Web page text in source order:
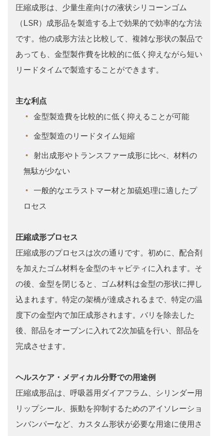
圧縮成形は、少量生産向けの液状シリコーンゴム
（LSR）成形品を製造する上で効果的で効率的な方法
です。他の成形方法と比較して、複雑な形状の製品で
あっても、金型製作費を比較的に低く抑えながら短い
リードタイムで製造することができます。
主な利点
金型製造費を比較的に低く抑えることが可能
金型製造のリードタイム短縮
射出成形やトランスファー成形に比べ、材料の
無駄が少ない
一般的なエラストマー材と加硫処理に適したプ
ロセス
圧縮成形プロセス
圧縮成形のプロセスは次の通りです。初めに、配合剤
を加えたゴム材料を金型のキャビティに入れます。そ
の後、金型を閉じると、ゴム材料は金型の形状に押し
込まれます。特定の架橋が達成されるまで、特定の温
度下の金型内で加圧成形されます。バリを除去した
後、部品をオーブンに入れて2次加硫を行い、部品を
完成させます。
ヘルスケア・メディカル分野での用途例
圧縮成形品は、呼吸器用ダイアフラム、シリンダー用
リップシール、振動を抑制するためのアイソレーショ
ンバンパーなど、カスタム形状が必要な用途に使用さ